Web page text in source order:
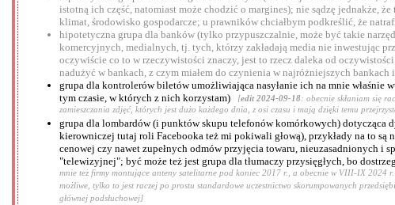
istotną ich część, natomiast może chodzić o margines); nie sądzę jednakże,
klimat, środowisko gospodarcze; u prawników chciałbym podkreślić, że
hipotetyczna grupa dla banków (tylko przypuszczalnie, może być takie
komercyjnych, medialnych, tj. tych, którzy zakładają media nie inwestując
oczywiście co to w rzeczywistości znaczy, jest to rzecz daleka od
nadużyć w bankach, z czym miałem do czynienia w najróżniejszych
grupa dla kontrolerów biletów umożliwiająca nasyłanie ich na mnie
tym czasie, w których z nich korzystam)
[edit 2024-09-18: obecnie skłaniam się
zamieszczania zdjęć, których jest dużo każdego dnia, z osi czasu i mają dzięki temu
grupa dla lombardów (i punktów skupu telefonów komórkowych) dotycząca
kierowniczej tutaj roli Facebooka też mi pokiwali głową), przykłady na to
cenowej czy nawet zupełnych odmów przyjęcia towaru, nieuzasadnionych
"telewizyjnej"; być może też jest grupa dla tłumaczy przysięgłych, bo
mnie też firmy montujące anteny satelitarne pod koniec 2017 r., a obecnie w VIII-IX 2024
możliwe, tylko to jest raczej po prostu standardowe uczestnictwo skorumpowanych
głównej podsłuchowej]